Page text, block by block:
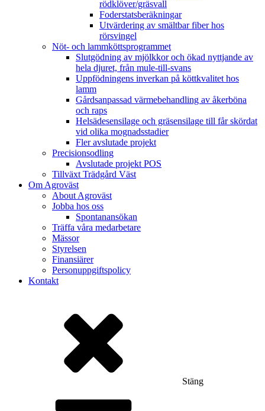
rödklöver/gräsvall
Foderstatsberäkningar
Utvärdering av smältbar fiber hos
rörsvingel
Nöt- och lammköttsprogrammet
Slutgödning av mjölkkor och ökad nyttjande av
hela djuret, från mule-till-svans
Uppfödningens inverkan på köttkvalitet hos
lamm
Gårdsanpassad värmebehandling av åkerböna
och raps
Helsädesensilage och gräsensilage till får skördat
vid olika mognadsstadier
Fler avslutade projekt
Precisionsodling
Avslutade projekt POS
Tillväxt Trädgård Väst
Om Agroväst
About Agroväst
Jobba hos oss
Spontanansökan
Träffa våra medarbetare
Mässor
Styrelsen
Finansiärer
Personuppgiftspolicy
Kontakt
Stäng